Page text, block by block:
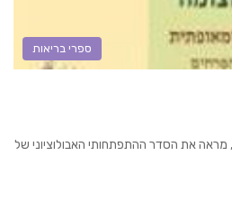
ספרי בריאות
את הסדר ההתפתחותי האבולוציוני של